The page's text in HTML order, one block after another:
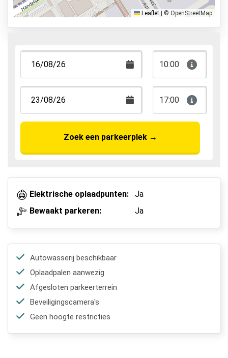
Park & Walk
Leaflet © OpenStreetMap
10:00
17:00
Zoek een parkeerplek→
Elektrische oplaadpunten:
Ja
Bewaakt parkeren:
Ja
Autowasserij beschikbaar
Oplaadpalen aanwezig
Afgesloten parkeerterrein
Beveiligingscamera's
Geen hoogte restricties